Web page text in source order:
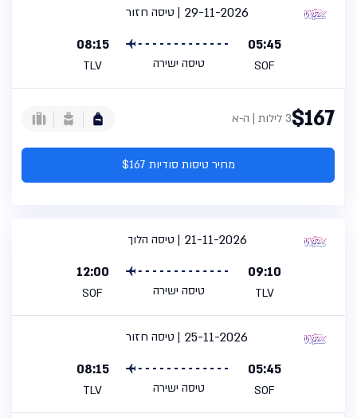
טיסה חזור
29-11-2026
05:45
SOF טיסה ישירה
08:15
TLV
$1673 לילות | ה-א
מחיר טיסות סודיות $167
טיסה הלוך
21-11-2026
09:10
TLV טיסה ישירה
12:00
SOF
טיסה חזור
25-11-2026
05:45
SOF טיסה ישירה
08:15
TLV